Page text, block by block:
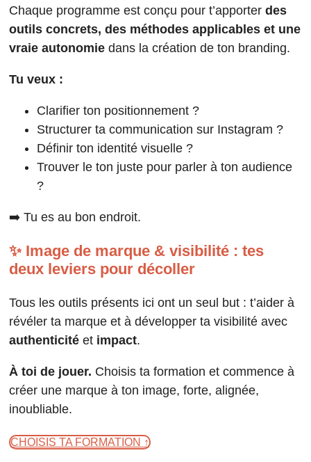
Chaque programme est conçu pour t’apporter des
outils concrets, des méthodes applicables et une
vraie autonomie dans la création de ton branding.
Tu veux :
Clarifier ton positionnement ?
Structurer ta communication sur Instagram ?
Définir ton identité visuelle ?
Trouver le ton juste pour parler à ton audience
?
➡️ Tu es au bon endroit.
✨ Image de marque & visibilité : tes
deux leviers pour décoller
Tous les outils présents ici ont un seul but : t’aider à
révéler ta marque et à développer ta visibilité avec
authenticité et impact.
À toi de jouer. Choisis ta formation et commence à
créer une marque à ton image, forte, alignée,
inoubliable.
CHOISIS TA FORMATION ↑